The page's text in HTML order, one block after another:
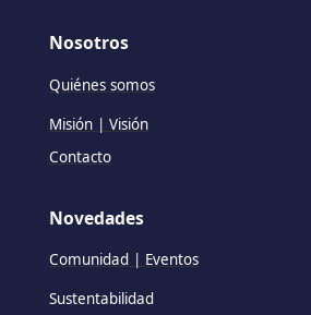
Nosotros
Quiénes somos
Misión | Visión
Contacto
Novedades
Comunidad | Eventos
Sustentabilidad